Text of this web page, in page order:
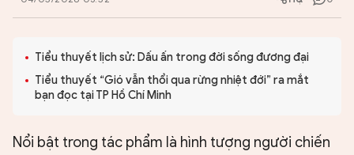
Tiểu thuyết lịch sử: Dấu ấn trong đời sống đương đại
Tiểu thuyết “Gió vẫn thổi qua rừng nhiệt đới” ra mắt
bạn đọc tại TP Hồ Chí Minh
Nổi bật trong tác phẩm là hình tượng người chiến